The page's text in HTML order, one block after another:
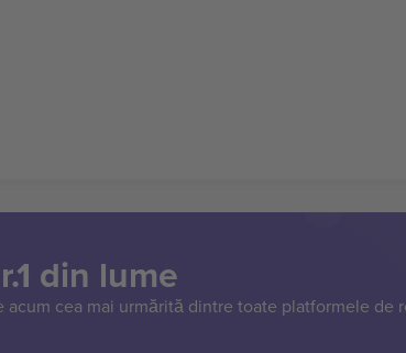
din lume
acum cea mai urmărită dintre toate platformele de